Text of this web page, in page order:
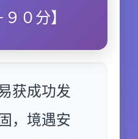
０分】
获成功发
，境遇安